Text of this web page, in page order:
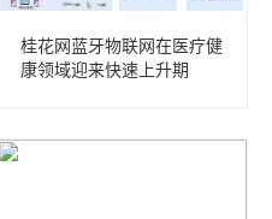
桂花网蓝牙物联网在医疗健
康领域迎来快速上升期